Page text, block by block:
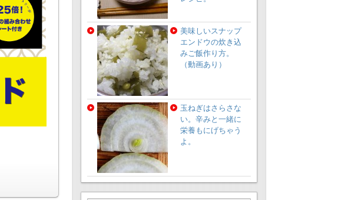
美味しいスナップ
エンドウの炊き込
みご飯作り方。
（動画あり）
玉ねぎはさらさな
い。辛みと一緒に
栄養もにげちゃう
よ。